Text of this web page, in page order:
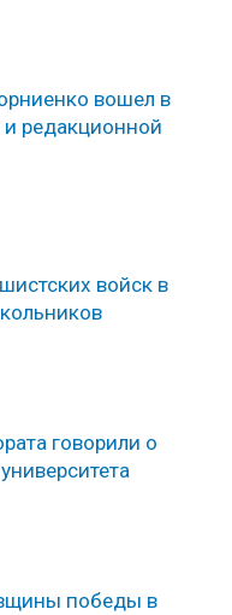
вошел в
и редакционной
войск в
говорили о
победы в